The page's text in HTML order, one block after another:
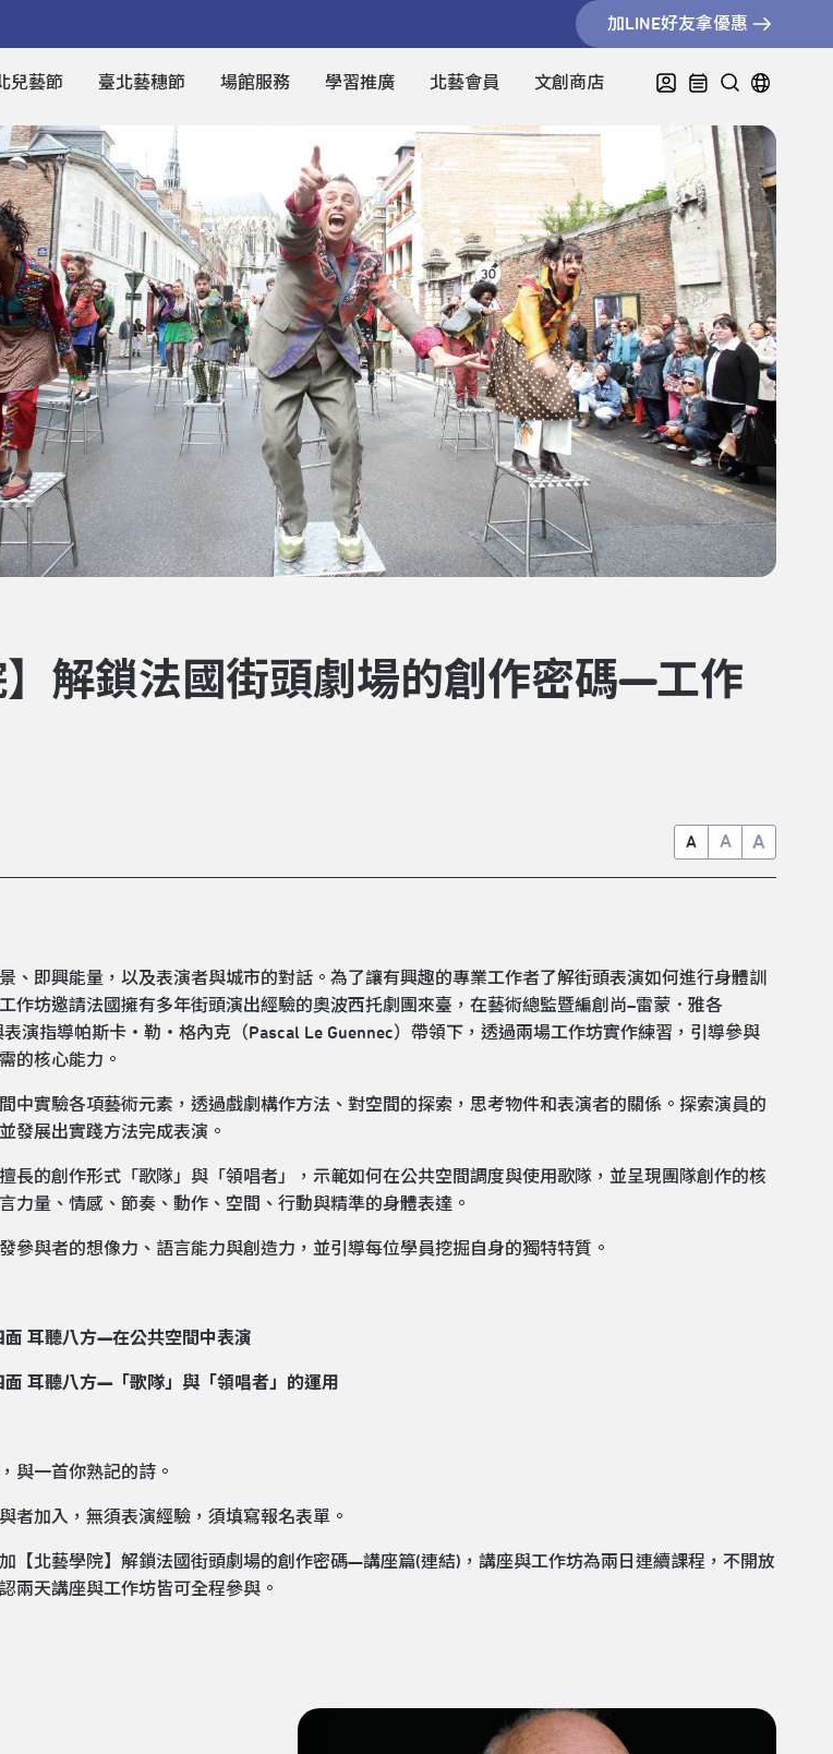
加LINE好友拿優惠
兒藝節 臺北藝穗節 場館服務 學習推廣 北藝會員 文創商店
】解鎖法國街頭劇場的創作密碼—工作
A A A
、即興能量，以及表演者與城市的對話。為了讓有興趣的專業工作者了解街頭表演如何進行身體訓
作坊邀請法國擁有多年街頭演出經驗的奧波西托劇團來臺，在藝術總監暨編創尚–雷蒙．雅各
表演指導帕斯卡・勒・格內克（Pascal Le Guennec）帶領下，透過兩場工作坊實作練習，引導參與
的核心能力。
中實驗各項藝術元素，透過戲劇構作方法、對空間的探索，思考物件和表演者的關係。探索演員的
發展出實踐方法完成表演。
長的創作形式「歌隊」與「領唱者」，示範如何在公共空間調度與使用歌隊，並呈現團隊創作的核
力量、情感、節奏、動作、空間、行動與精準的身體表達。
參與者的想像力、語言能力與創造力，並引導每位學員挖掘自身的獨特特質。
耳聽八方—在公共空間中表演
耳聽八方—「歌隊」與「領唱者」的運用
與一首你熟記的詩。
者加入，無須表演經驗，須填寫報名表單。
【北藝學院】解鎖法國街頭劇場的創作密碼—講座篇(連結)，講座與工作坊為兩日連續課程，不開放
兩天講座與工作坊皆可全程參與。